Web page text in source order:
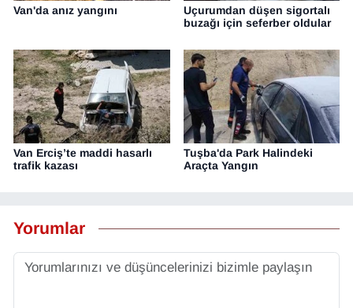
Van'da anız yangını
Uçurumdan düşen sigortalı
buzağı için seferber oldular
Van Erciş’te maddi hasarlı
trafik kazası
Tuşba'da Park Halindeki
Araçta Yangın
Yorumlar